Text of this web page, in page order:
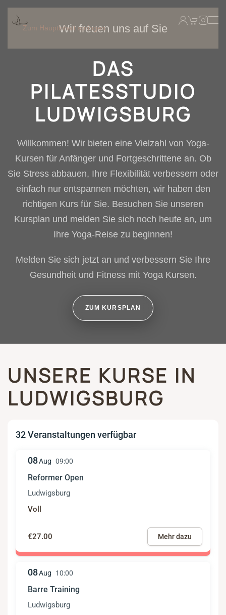
Zum Hauptinhalt springen
Wir freuen uns auf Sie
DAS
PILATESSTUDIO
LUDWIGSBURG
Willkommen! Wir bieten eine Vielzahl von Yoga-
Kursen für Anfänger und Fortgeschrittene an. Ob
Sie Stress abbauen, Ihre Flexibilität verbessern oder
einfach nur entspannen möchten, wir haben den
richtigen Kurs für Sie. Besuchen Sie unseren
Kursplan und melden Sie sich noch heute an, um
Ihre Yoga-Reise zu beginnen!
Melden Sie sich jetzt an und verbessern Sie Ihre
Gesundheit und Fitness mit Yoga Kursen.
ZUM KURSPLAN
UNSERE KURSE IN
LUDWIGSBURG
32 Veranstaltungen verfügbar
08Aug 09:00
Reformer Open
Ludwigsburg
Voll
€27.00 Mehr dazu
08Aug 10:00
Barre Training
Ludwigsburg